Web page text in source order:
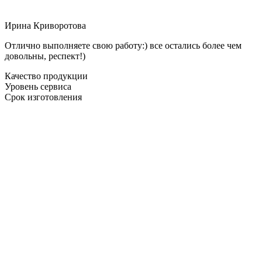
Ирина Криворотова
Отлично выполняете свою работу:) все остались более чем
довольны, респект!)
Качество продукции
Уровень сервиса
Срок изготовления